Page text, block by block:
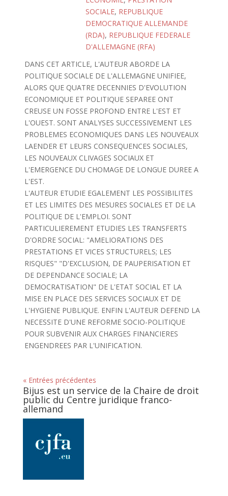
SOCIALE, REPUBLIQUE
DEMOCRATIQUE ALLEMANDE
(RDA), REPUBLIQUE FEDERALE
D'ALLEMAGNE (RFA)
DANS CET ARTICLE, L'AUTEUR ABORDE LA
POLITIQUE SOCIALE DE L'ALLEMAGNE UNIFIEE,
ALORS QUE QUATRE DECENNIES D'EVOLUTION
ECONOMIQUE ET POLITIQUE SEPAREE ONT
CREUSE UN FOSSE PROFOND ENTRE L'EST ET
L'OUEST. SONT ANALYSES SUCCESSIVEMENT LES
PROBLEMES ECONOMIQUES DANS LES NOUVEAUX
LAENDER ET LEURS CONSEQUENCES SOCIALES,
LES NOUVEAUX CLIVAGES SOCIAUX ET
L'EMERGENCE DU CHOMAGE DE LONGUE DUREE A
L'EST.
L'AUTEUR ETUDIE EGALEMENT LES POSSIBILITES
ET LES LIMITES DES MESURES SOCIALES ET DE LA
POLITIQUE DE L'EMPLOI. SONT
PARTICULIEREMENT ETUDIES LES TRANSFERTS
D'ORDRE SOCIAL: "AMELIORATIONS DES
PRESTATIONS ET VICES STRUCTURELS; LES
RISQUES" "D'EXCLUSION, DE PAUPERISATION ET
DE DEPENDANCE SOCIALE; LA
DEMOCRATISATION" DE L'ETAT SOCIAL ET LA
MISE EN PLACE DES SERVICES SOCIAUX ET DE
L'HYGIENE PUBLIQUE. ENFIN L'AUTEUR DEFEND LA
NECESSITE D'UNE REFORME SOCIO-POLITIQUE
POUR SUBVENIR AUX CHARGES FINANCIERES
ENGENDREES PAR L'UNIFICATION.
« Entrées précédentes
Bijus est un service de la Chaire de droit
public du Centre juridique franco-
allemand